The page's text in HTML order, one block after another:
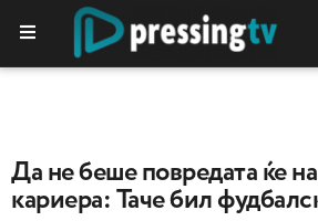
Да не беше повредата ќе
кариера: Таче бил